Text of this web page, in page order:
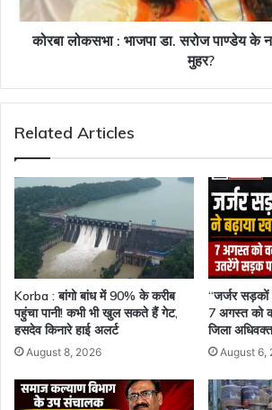
नाम
कोरबा लोकसभा : भाजपा डा. सरोज पाण्डेय के
मुहर?
Related Articles
Korba : बांगो बांध में 90% के करीब
पहुंचा पानी! कभी भी खुल सकते हैं गेट,
हसदेव किनारे हाई अलर्ट
August 8, 2026
“जर्जर सड़कों
7 अगस्त को
जिला
August 6,